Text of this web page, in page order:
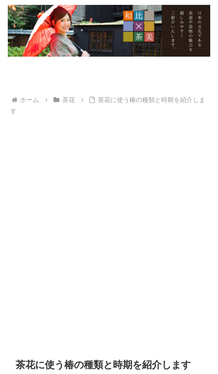
ホーム 茶花
茶花に使う椿の種類と時期を紹介しま
す
茶花に使う椿の種類と時期を紹介します